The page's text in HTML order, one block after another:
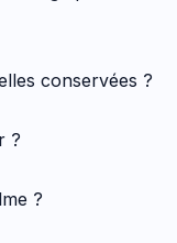
conservées ?
?
?